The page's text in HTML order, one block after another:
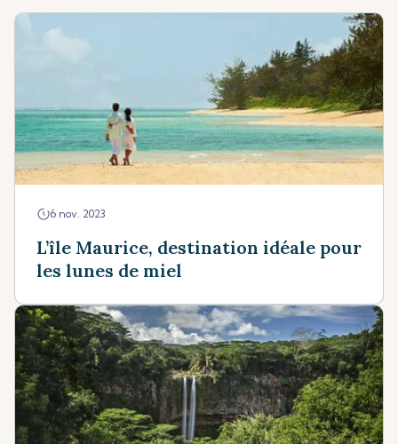
6 nov. 2023
L’île Maurice, destination idéale pour
les lunes de miel